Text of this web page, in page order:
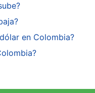
en Colombia?